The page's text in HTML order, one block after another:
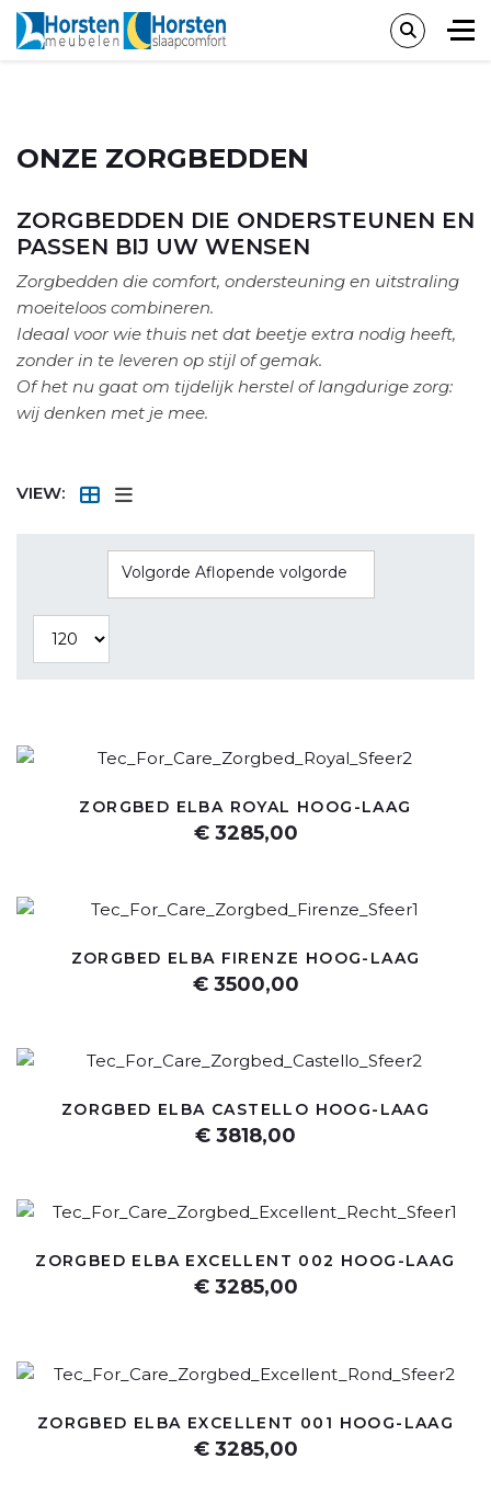
ONZE ZORGBEDDEN
ZORGBEDDEN DIE ONDERSTEUNEN EN
PASSEN BIJ UW WENSEN
Zorgbedden die comfort, ondersteuning en uitstraling
moeiteloos combineren.
Ideaal voor wie thuis net dat beetje extra nodig heeft,
zonder in te leveren op stijl of gemak.
Of het nu gaat om tijdelijk herstel of langdurige zorg:
wij denken met je mee.
VIEW:
Volgorde Aflopende volgorde
ZORGBED ELBA ROYAL HOOG-LAAG
€ 3285,00
ZORGBED ELBA FIRENZE HOOG-LAAG
€ 3500,00
ZORGBED ELBA CASTELLO HOOG-LAAG
€ 3818,00
ZORGBED ELBA EXCELLENT 002 HOOG-LAAG
€ 3285,00
ZORGBED ELBA EXCELLENT 001 HOOG-LAAG
€ 3285,00